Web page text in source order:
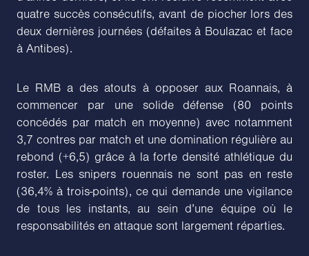
quatre succès consécutifs, avant de piocher lors des
deux dernières journées (défaites à Boulazac et face
à Antibes).
Le RMB a des atouts à opposer aux Roannais, à
commencer par une solide défense (80 points
concédés par match en moyenne) avec notamment
3,7 contres par match et une domination régulière au
rebond (+6,5) grâce à la forte densité athlétique du
roster. Les snipers rouennais ne sont pas en reste
(36,4% à trois-points), ce qui demande une vigilance
de tous les instants, au sein d’une équipe où le
responsabilités en attaque sont largement réparties.